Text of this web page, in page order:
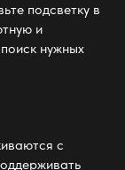
подсветку в
и
нужных
с